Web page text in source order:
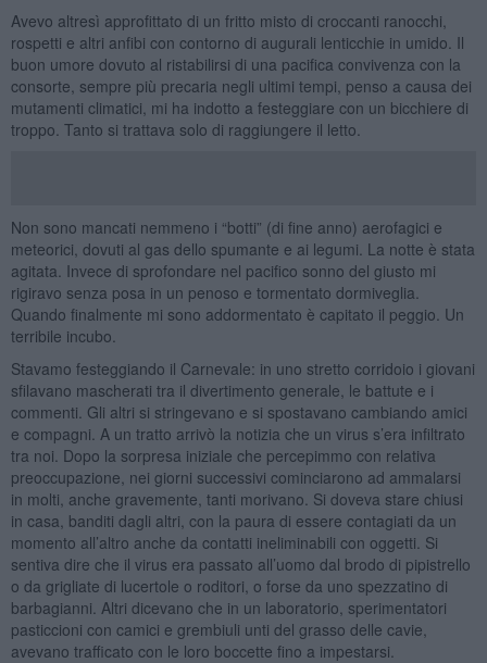
Avevo altresì approfittato di un fritto misto di croccanti ranocchi,
rospetti e altri anfibi con contorno di augurali lenticchie in umido. Il
buon umore dovuto al ristabilirsi di una pacifica convivenza con la
consorte, sempre più precaria negli ultimi tempi, penso a causa dei
mutamenti climatici, mi ha indotto a festeggiare con un bicchiere di
troppo. Tanto si trattava solo di raggiungere il letto.
Non sono mancati nemmeno i “botti” (di fine anno) aerofagici e
meteorici, dovuti al gas dello spumante e ai legumi. La notte è stata
agitata. Invece di sprofondare nel pacifico sonno del giusto mi
rigiravo senza posa in un penoso e tormentato dormiveglia.
Quando finalmente mi sono addormentato è capitato il peggio. Un
terribile incubo.
Stavamo festeggiando il Carnevale: in uno stretto corridoio i giovani
sfilavano mascherati tra il divertimento generale, le battute e i
commenti. Gli altri si stringevano e si spostavano cambiando amici
e compagni. A un tratto arrivò la notizia che un virus s’era infiltrato
tra noi. Dopo la sorpresa iniziale che percepimmo con relativa
preoccupazione, nei giorni successivi cominciarono ad ammalarsi
in molti, anche gravemente, tanti morivano. Si doveva stare chiusi
in casa, banditi dagli altri, con la paura di essere contagiati da un
momento all’altro anche da contatti ineliminabili con oggetti. Si
sentiva dire che il virus era passato all’uomo dal brodo di pipistrello
o da grigliate di lucertole o roditori, o forse da uno spezzatino di
barbagianni. Altri dicevano che in un laboratorio, sperimentatori
pasticcioni con camici e grembiuli unti del grasso delle cavie,
avevano trafficato con le loro boccette fino a impestarsi.